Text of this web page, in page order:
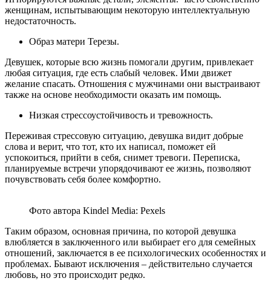
женщинам, испытывающим некоторую интеллектуальную
недостаточность.
Образ матери Терезы.
Девушек, которые всю жизнь помогали другим, привлекает
любая ситуация, где есть слабый человек. Ими движет
желание спасать. Отношения с мужчинами они выстраивают
также на основе необходимости оказать им помощь.
Низкая стрессоустойчивость и тревожность.
Переживая стрессовую ситуацию, девушка видит добрые
слова и верит, что тот, кто их написал, поможет ей
успокоиться, прийти в себя, снимет тревоги. Переписка,
планируемые встречи упорядочивают ее жизнь, позволяют
почувствовать себя более комфортно.
Фото автора Kindel Media: Pexels
Таким образом, основная причина, по которой девушка
влюбляется в заключенного или выбирает его для семейных
отношений, заключается в ее психологических особенностях и
проблемах. Бывают исключения – действительно случается
любовь, но это происходит редко.